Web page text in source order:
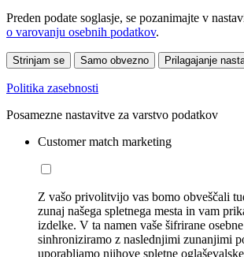
Preden podate soglasje, se pozanimajte v
o varovanju osebnih podatkov.
Strinjam se Samo obvezno Prilagajanje
Politika zasebnosti
Posamezne nastavitve za varstvo podatkov
Customer match marketing
Z vašo privolitvijo vas bomo obveščali
zunaj našega spletnega mesta in vam
izdelke. V ta namen vaše šifrirane
sinhroniziramo z naslednjimi zunanjimi
uporabljamo njihove spletne